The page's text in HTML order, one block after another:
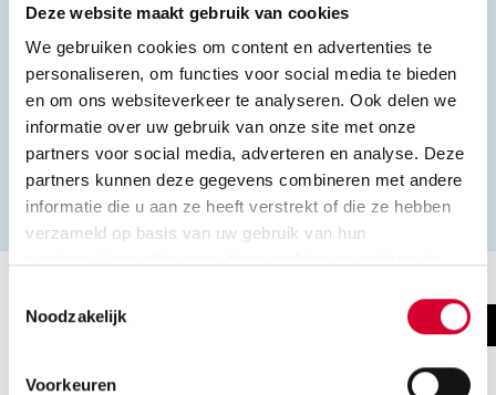
Deze website maakt gebruik van cookies
We gebruiken cookies om content en advertenties te
personaliseren, om functies voor social media te bieden
en om ons websiteverkeer te analyseren. Ook delen we
informatie over uw gebruik van onze site met onze
partners voor social media, adverteren en analyse. Deze
partners kunnen deze gegevens combineren met andere
informatie die u aan ze heeft verstrekt of die ze hebben
verzameld op basis van uw gebruik van hun
Noodzakelijk
Voorkeuren
Leuk dat jij je wilt aanmelden voor een mbo-opleiding of
cursus bij Drenthe College. Maak hieronder jouw keuze
meer over de aanmeldprocedure voor een mbo-
opleiding.
Mbo-opleiding Cursus